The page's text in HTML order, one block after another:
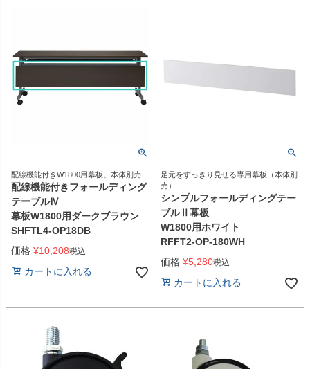
配線機能付きW1800用幕板。本体別売
配線機能付きフォールディング
テーブルⅣ
幕板W1800用ダークブラウン
SHFTL4-OP18DB
価格 ¥10,208税込
カートに入れる
足元をすっきり見せる専用幕板（本体別
売）
シンプルフォールディングテー
ブルⅡ幕板
W1800用ホワイト
RFFT2-OP-180WH
価格 ¥5,280税込
カートに入れる